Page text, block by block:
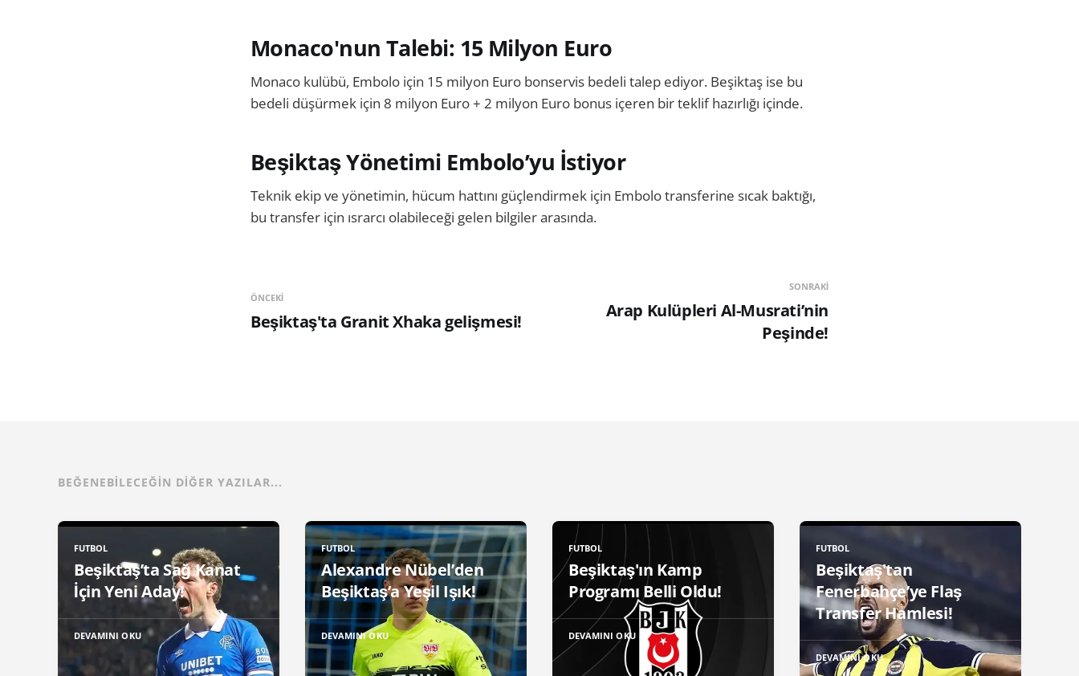
Monaco'nun Talebi: 15 Milyon Euro
Monaco kulübü, Embolo için 15 milyon Euro bonservis bedeli talep ediyor. Beşiktaş ise bu
bedeli düşürmek için 8 milyon Euro + 2 milyon Euro bonus içeren bir teklif hazırlığı içinde.
Beşiktaş Yönetimi Embolo’yu İstiyor
Teknik ekip ve yönetimin, hücum hattını güçlendirmek için Embolo transferine sıcak baktığı,
bu transfer için ısrarcı olabileceği gelen bilgiler arasında.
ÖNCEKI
Beşiktaş'ta Granit Xhaka gelişmesi!
SONRAKI
Arap Kulüpleri Al-Musrati’nin
Peşinde!
BEĞENEBILECEĞIN DIĞER YAZILAR...
FUTBOL
Beşiktaş’ta Sağ Kanat
İçin Yeni Aday!
DEVAMINI OKU
FUTBOL
Alexandre Nübel’den
Beşiktaş’a Yeşil Işık!
DEVAMINI OKU
FUTBOL
Beşiktaş'ın Kamp
Programı Belli Oldu!
DEVAMINI OKU
FUTBOL
Beşiktaş'tan
Fenerbahçe’ye Flaş
Transfer Hamlesi!
DEVAMINI OKU